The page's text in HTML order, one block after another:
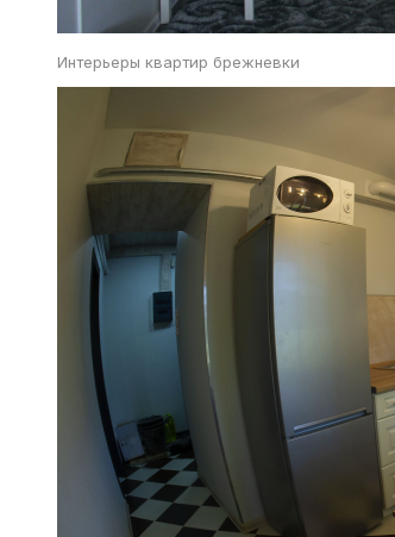
Интерьеры квартир брежневки